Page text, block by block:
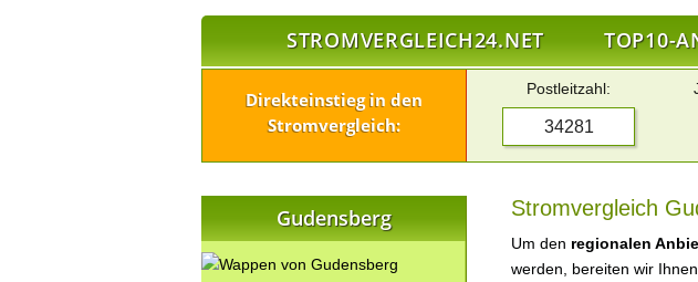
STROMVERGLEICH24.NET TOP10-
Direkteinstieg in den
Stromvergleich:
Postleitzahl:
Stromvergleich
Um den regionalen
werden, bereiten wir
Gudensberg